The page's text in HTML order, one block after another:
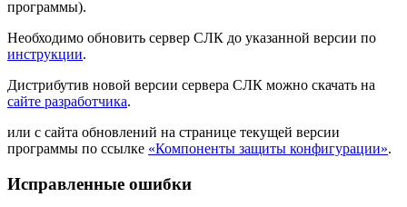
программы).
Необходимо обновить сервер СЛК до указанной версии по
инструкции.
Дистрибутив новой версии сервера СЛК можно скачать на
сайте разработчика.
или с сайта обновлений на странице текущей версии
программы по ссылке «Компоненты защиты конфигурации».
Исправленные ошибки